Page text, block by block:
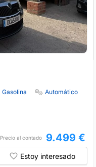
Gasolina
Automático
Precio al contado 9.499 €
Estoy interesado